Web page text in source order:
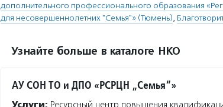
дополнительного профессионального образования
для несовершеннолетних "Семья"» (Тюмень),
Узнайте больше в каталоге НКО
АУ СОН ТО и ДПО «РСРЦН „Семья“»
Услуги: Ресурсный центр повышения